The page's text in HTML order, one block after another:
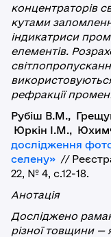
концентраторів
кутами
індикатриси
елементів.
рефракції
Рубіш В.М.,
Юркін І.М.,
дослідження
селену» //
22, № 4, с.12-18.
Анотація
Досліджено
різної товщини —